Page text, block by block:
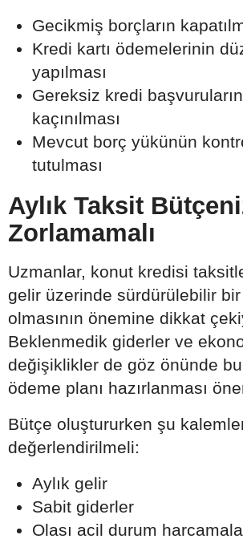
Gecikmiş borçların
Kredi kartı ödemelerinin
yapılması
Gereksiz kredi
kaçınılması
Mevcut borç yükünün
tutulması
Aylık Taksit
Zorlamamalı
Uzmanlar, konut kredisi
gelir üzerinde sürdürülebilir
olmasının önemine dikkat
Beklenmedik giderler ve
değişiklikler de göz önünde
ödeme planı hazırlanması
Bütçe oluştururken şu
değerlendirilmeli:
Aylık gelir
Sabit giderler
Olası acil durum